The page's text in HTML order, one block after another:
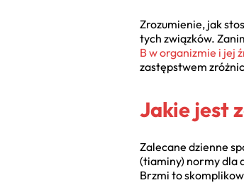
Zrozumienie, jak
tych związków.
B w organizmie i jej
zastępstwem
Jakie jest
Zalecane dzienne
(tiaminy) normy dla
Brzmi to